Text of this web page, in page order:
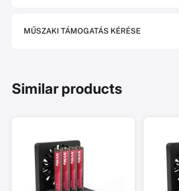
MŰSZAKI TÁMOGATÁS KÉRÉSE
Similar products